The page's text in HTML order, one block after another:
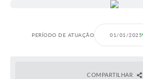
PERÍODO DE ATUAÇÃO 01/01/2025
COMPARTILHAR